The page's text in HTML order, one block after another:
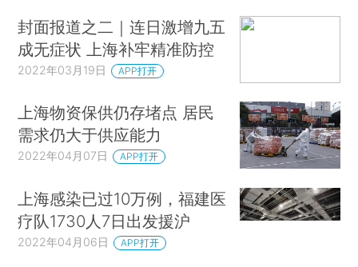
封面报道之二｜连日激增九五
成无症状 上海补牢精准防控
2022年03月19日 APP打开
上海物资保供仍存堵点 居民
需求仍大于供应能力
2022年04月07日 APP打开
上海感染已过10万例，福建医
疗队1730人7日出发援沪
2022年04月06日 APP打开